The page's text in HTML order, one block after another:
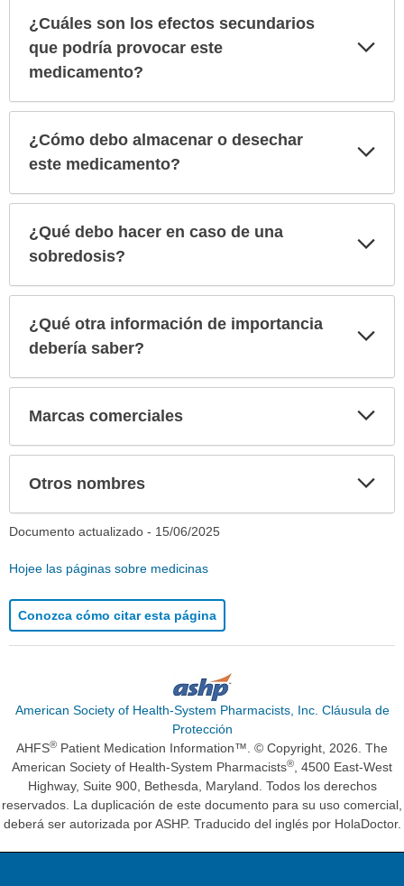
¿Cuáles son los efectos secundarios
que podría provocar este
medicamento?
¿Cómo debo almacenar o desechar
este medicamento?
¿Qué debo hacer en caso de una
sobredosis?
¿Qué otra información de importancia
debería saber?
Marcas comerciales
Otros nombres
Documento actualizado - 15/06/2025
Hojee las páginas sobre medicinas
Conozca cómo citar esta página
American Society of Health-System Pharmacists, Inc. Cláusula de
Protección
AHFS® Patient Medication Information™. © Copyright, 2026. The
American Society of Health-System Pharmacists®, 4500 East-West
Highway, Suite 900, Bethesda, Maryland. Todos los derechos
reservados. La duplicación de este documento para su uso comercial,
deberá ser autorizada por ASHP. Traducido del inglés por HolaDoctor.